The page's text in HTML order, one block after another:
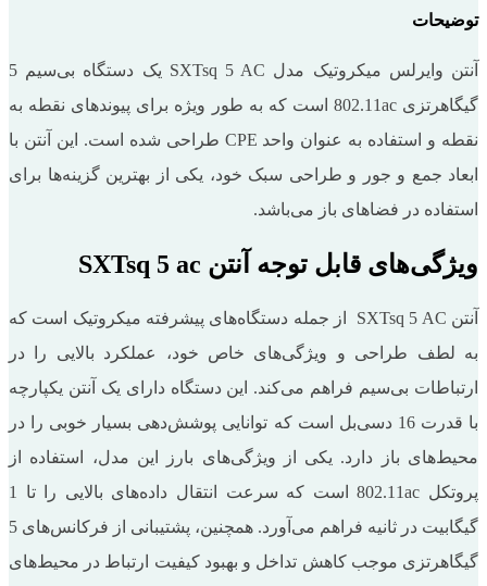
توضیحات
آنتن وایرلس میکروتیک مدل SXTsq 5 AC یک دستگاه بی‌سیم 5
گیگاهرتزی 802.11ac است که به طور ویژه برای پیوندهای نقطه به
نقطه و استفاده به عنوان واحد CPE طراحی شده است. این آنتن با
ابعاد جمع و جور و طراحی سبک خود، یکی از بهترین گزینه‌ها برای
استفاده در فضاهای باز می‌باشد.
ویژگی‌های قابل توجه آنتن SXTsq 5 ac
آنتن SXTsq 5 AC از جمله دستگاه‌های پیشرفته میکروتیک است که
به لطف طراحی و ویژگی‌های خاص خود، عملکرد بالایی را در
ارتباطات بی‌سیم فراهم می‌کند. این دستگاه دارای یک آنتن یکپارچه
با قدرت 16 دسی‌بل است که توانایی پوشش‌دهی بسیار خوبی را در
محیط‌های باز دارد. یکی از ویژگی‌های بارز این مدل، استفاده از
پروتکل 802.11ac است که سرعت انتقال داده‌های بالایی را تا 1
گیگابیت در ثانیه فراهم می‌آورد. همچنین، پشتیبانی از فرکانس‌های 5
گیگاهرتزی موجب کاهش تداخل و بهبود کیفیت ارتباط در محیط‌های